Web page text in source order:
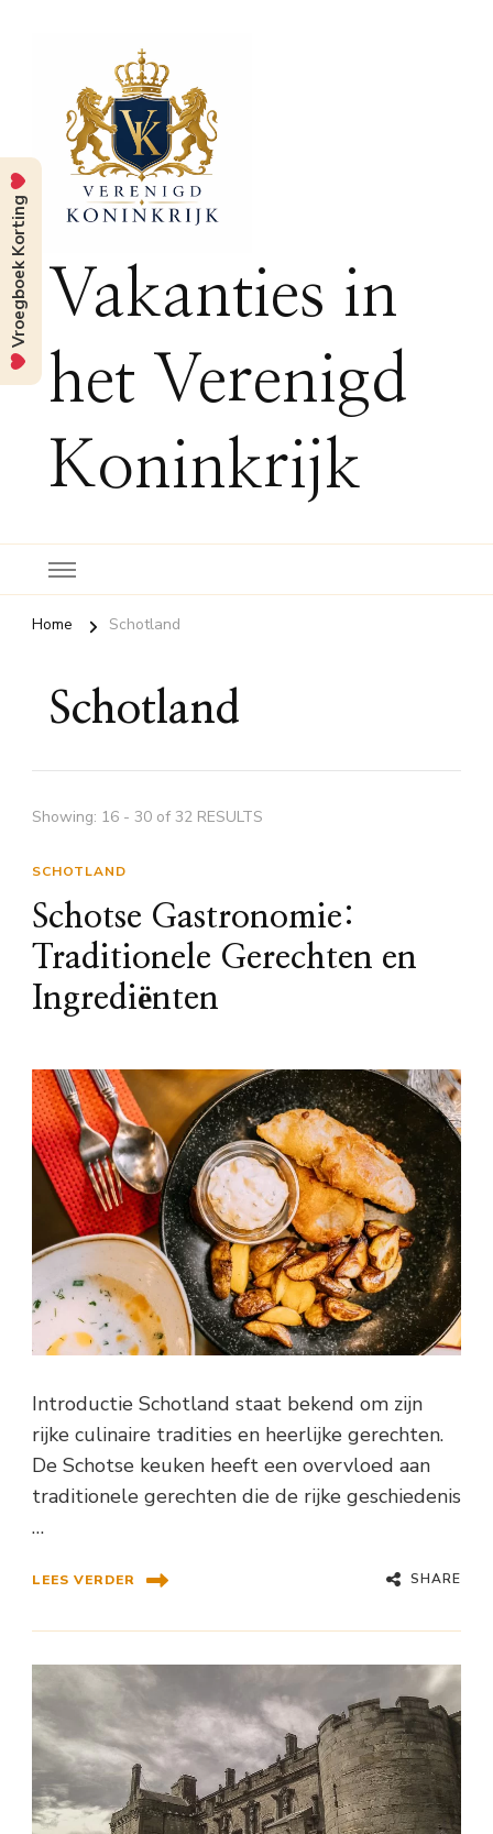
Vakanties in
het Verenigd
Koninkrijk
Home Schotland
Schotland
Showing: 16 - 30 of 32 RESULTS
SCHOTLAND
Schotse Gastronomie:
Traditionele Gerechten en
Ingrediënten
Introductie Schotland staat bekend om zijn
rijke culinaire tradities en heerlijke gerechten.
De Schotse keuken heeft een overvloed aan
traditionele gerechten die de rijke geschiedenis
…
LEES VERDER SHARE
Vroegboek Korting